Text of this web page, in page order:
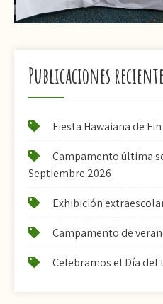
Publicaciones
Fiesta Hawaiana de
Campamento última
Septiembre 2026
Exhibición
Campamento de
Celebramos el Día del